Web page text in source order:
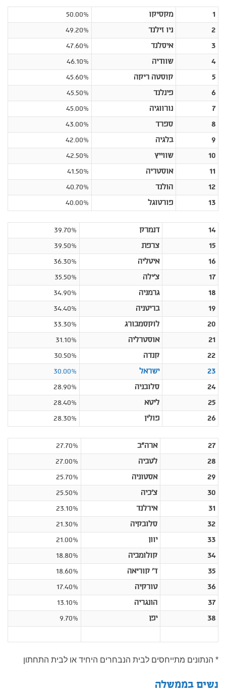
1 מקסיקו
50.00%
2
ניו זילנד
49.20%
3
איסלנד
47.60%
4
שוודיה
46.10%
5
קוסטה ריקה
45.60%
6
פינלנד
45.50%
7
נורווגיה
45.00%
8
ספרד
43.00%
9
בלגיה
42.00%
10
שווייץ
42.50%
11
אוסטריה
41.50%
12
הולנד
40.70%
13
פורטוגל 40.00%
14 דנמרק
39.70%
15
צרפת
39.50%
16
איטליה
36.30%
17
צ'ילה
35.50%
18
גרמניה
34.90%
19
בריטניה
34.40%
20
לוקסמבורג
33.30%
21
אוסטרליה
31.10%
22
קנדה
30.50%
23
ישראל
30.00%
24
סלובניה
28.90%
25
ליטא
28.40%
26
פולין 28.30%
27 ארה"ב
27.70%
28
לטביה
27.00%
29
אסטוניה
25.70%
30
צ'כיה
25.50%
31
אירלנד
23.10%
32
סלובקיה
21.30%
33
יוון
21.00%
34
קולומביה
18.80%
35
ד' קוריאה
18.60%
36
טורקיה
17.40%
37
הונגריה
13.10%
38
יפן 9.70%
* הנתונים מתייחסים לבית הנבחרים היחיד או לבית התחתון
נשים בממשלה